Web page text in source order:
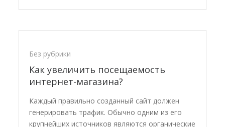
Без рубрики
Как увеличить посещаемость
интернет-магазина?
Каждый правильно созданный сайт должен
генерировать трафик. Обычно одним из его
крупнейших источников являются органические